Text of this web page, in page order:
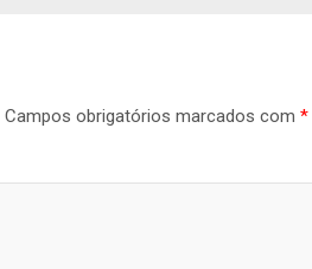
Campos obrigatórios marcados com *